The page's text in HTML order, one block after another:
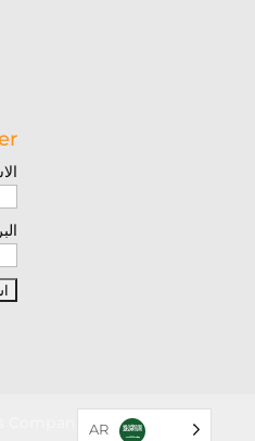
تصميم من قبل Les Companions AR